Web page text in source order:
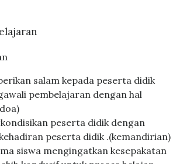
salam kepada peserta didik
pembelajaran dengan hal
peserta didik dengan
peserta didik .(kemandirian)
siswa mengingatkan kesepakatan